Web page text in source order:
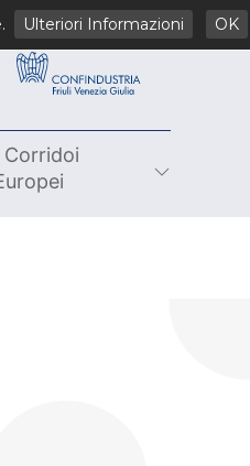
Corridoi
Ulteriori Informazioni OK